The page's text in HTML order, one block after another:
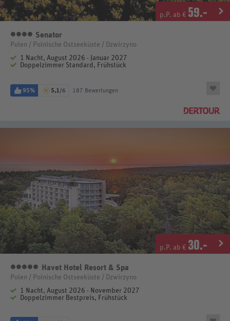
p.P. ab € 59.-
4 Sterne
Senator
Polen / Polnische Ostseeküste / Dzwirzyno
1 Nacht, August 2026 - Januar 2027
Doppelzimmer Standard, Frühstück
95% 5,1/6 187 Bewertungen
p.P. ab € 30.-
5 Sterne
Havet Hotel Resort & Spa
Polen / Polnische Ostseeküste / Dzwirzyno
1 Nacht, August 2026 - November 2027
Doppelzimmer Bestpreis, Frühstück